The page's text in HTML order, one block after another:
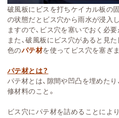
破風板にビスを打ちケイカル板の
の状態だとビス穴から雨水が浸入
ますので、ビス穴を塞いでおく必要
また、破風板にビス穴があると見
色のパテ材を使ってビス穴を塞ぎま
パテ材とは？
パテ材とは、隙間や凹凸を埋めた
修材料のこと。
ビス穴にパテ材を詰めることによ